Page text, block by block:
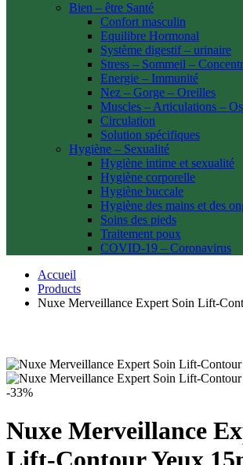
Bien – être Santé
Confort masculin
Equilibre Hormonal
Système digestif – urinaire
Stress – Sommeil –
Energie – Immunité
Nez – Gorge – Oreilles
Muscles – Articulations – Os
Circulation
Solution spécifiques
Hygiène – Sexualité
Hygiène intime et sexualité
Hygiène corporelle
Hygiène buccale
Hygiène des mains et des
Soins des pieds
Traitement poux
COVID-19 – Coronavirus
Accueil
Products
Nuxe Merveillance Expert Soin Lift-
-33%
Nuxe Merveillance